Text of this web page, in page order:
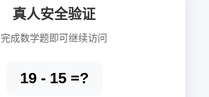
真人安全验证
完成数学题即可继续访问
19 - 15 =?